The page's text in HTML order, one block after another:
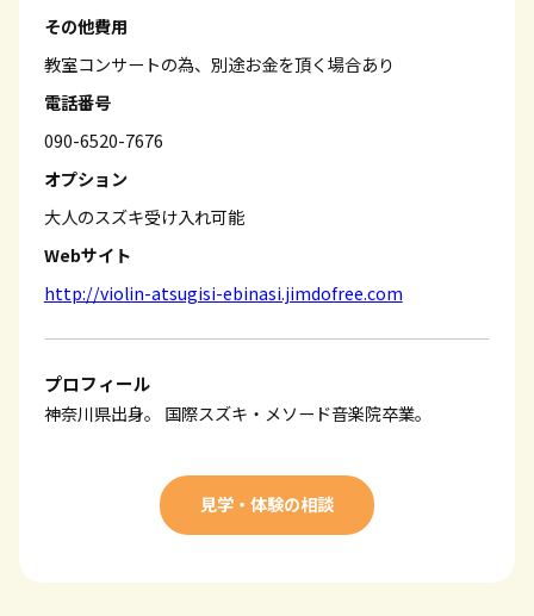
その他費用
教室コンサートの為、別途お金を頂く場合あり
電話番号
090-6520-7676
オプション
大人のスズキ受け入れ可能
Webサイト
http://violin-atsugisi-ebinasi.jimdofree.com
プロフィール
神奈川県出身。 国際スズキ・メソード音楽院卒業。
見学・体験の相談